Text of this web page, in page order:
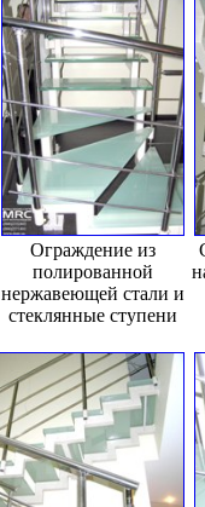
Ограждение из
полированной
нержавеющей стали и
стеклянные ступени